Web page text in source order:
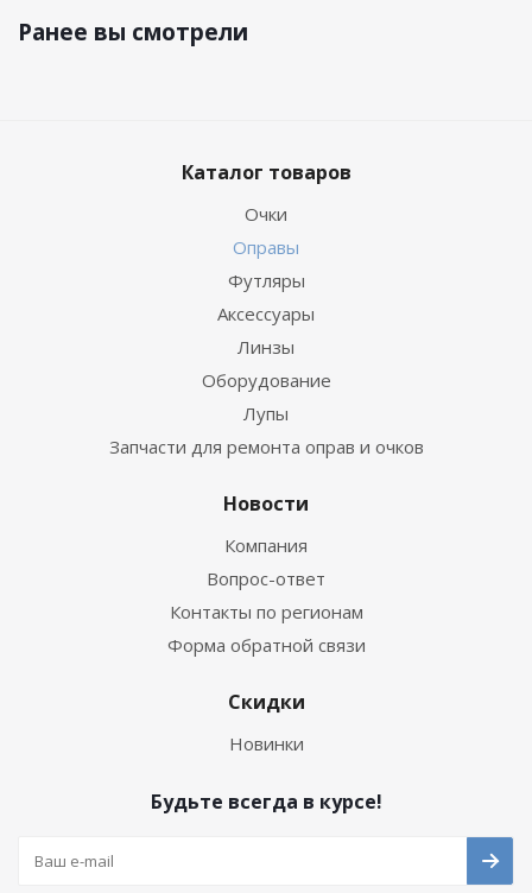
Ранее вы смотрели
Каталог товаров
Очки
Оправы
Футляры
Аксессуары
Линзы
Оборудование
Лупы
Запчасти для ремонта оправ и очков
Новости
Компания
Вопрос-ответ
Контакты по регионам
Форма обратной связи
Скидки
Новинки
Будьте всегда в курсе!